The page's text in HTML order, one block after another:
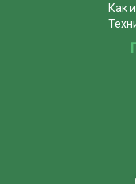
Как